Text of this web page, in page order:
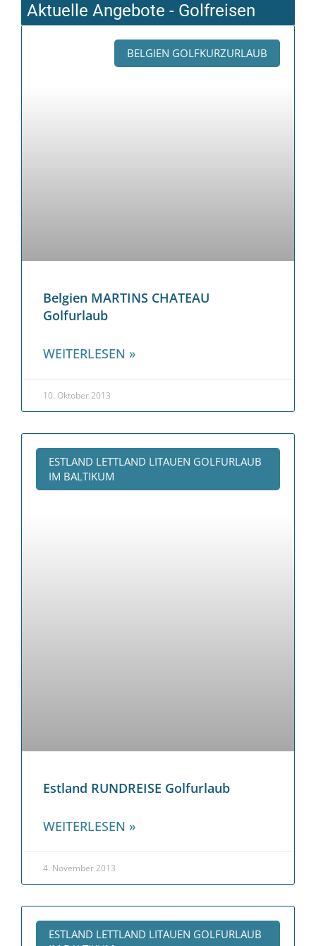
Aktuelle Angebote - Golfreisen
BELGIEN GOLFKURZURLAUB
Belgien MARTINS CHATEAU
Golfurlaub
WEITERLESEN »
10. Oktober 2013
ESTLAND LETTLAND LITAUEN GOLFURLAUB
IM BALTIKUM
Estland RUNDREISE Golfurlaub
WEITERLESEN »
4. November 2013
ESTLAND LETTLAND LITAUEN GOLFURLAUB